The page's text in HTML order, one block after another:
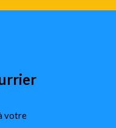
votre